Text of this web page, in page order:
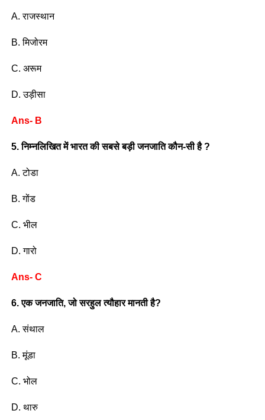
A. राजस्थान
B. मिजोरम
C. अरूम
D. उड़ीसा
Ans- B
5. निम्नलिखित में भारत की सबसे बड़ी जनजाति कौन-सी है ?
A. टोडा
B. गोंड
C. भील
D. गारो
Ans- C
6. एक जनजाति, जो सरहुल त्यौहार मानती है?
A. संथाल
B. मूंडा
C. भोल
D. थारु